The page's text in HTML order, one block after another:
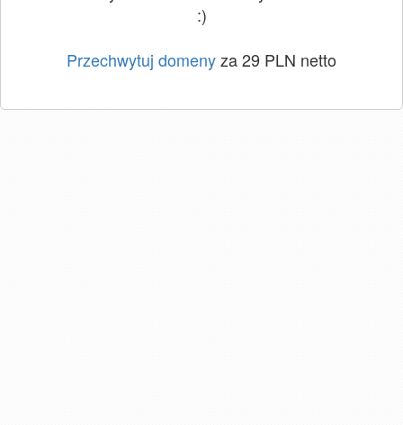
:)
Przechwytuj domenyza 29 PLN netto